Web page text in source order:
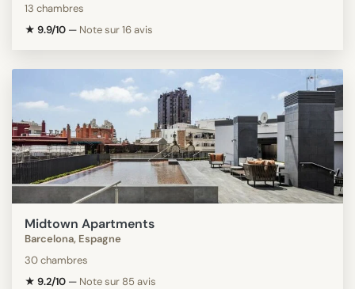
13 chambres
★ 9.9/10 — Note sur 16 avis
Midtown Apartments
Barcelona, Espagne
30 chambres
★ 9.2/10 — Note sur 85 avis